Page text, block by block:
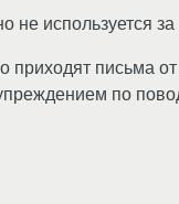
не используется
приходят письма
по